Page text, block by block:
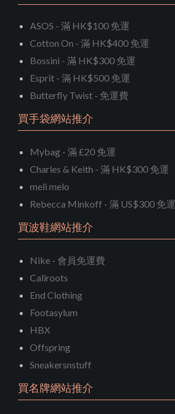
ASOS - 滿 HK$100 免運
Cotton On - 滿 HK$400 免運
Bossini - 滿 HK$300 免運
Esprit - 滿 HK$500 免運
Butterfly Twist - 免運費
買手袋網站推介
Mybag - 滿 £20 免運
Charles & Keith - 滿 HK$300 免運
meli melo
Rebecca Minkoff - 滿 US$300 免運
買波鞋網站推介
Nike - 會員免運費
Caliroots
End Clothing
Footasylum
HBX
Offspring
Sneakersnstuff
買名牌網站推介